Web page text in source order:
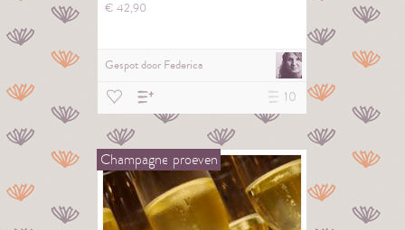
€42,90
Gespot door Federica
10
Champagne proeven